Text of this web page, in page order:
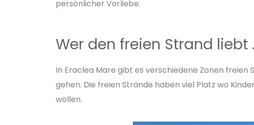
persönlicher Vorliebe.
Wer den freien Strand liebt
In Eraclea Mare gibt es verschiedene Zonen freien
gehen. Die freien Strände haben viel Platz wo
wollen.